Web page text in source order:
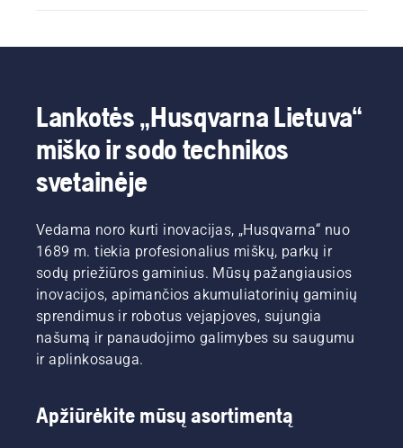
Lankotės „Husqvarna Lietuva“
miško ir sodo technikos
svetainėje
Vedama noro kurti inovacijas, „Husqvarna“ nuo
1689 m. tiekia profesionalius miškų, parkų ir
sodų priežiūros gaminius. Mūsų pažangiausios
inovacijos, apimančios akumuliatorinių gaminių
sprendimus ir robotus vejapjoves, sujungia
našumą ir panaudojimo galimybes su saugumu
ir aplinkosauga.
Apžiūrėkite mūsų asortimentą